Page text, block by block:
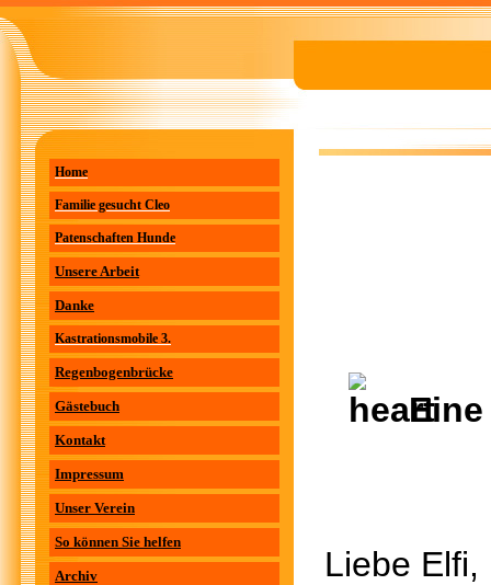
Home
Familie gesucht Cleo
Patenschaften Hunde
Unsere Arbeit
Danke
Kastrationsmobile 3.
Regenbogenbrücke
Gästebuch
Kontakt
Impressum
Unser Verein
So können Sie helfen
Archiv
Liebe Elfi,